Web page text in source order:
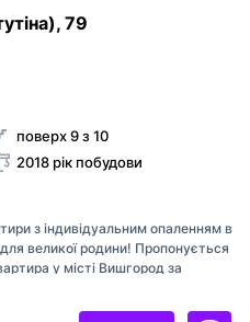
79
поверх 9 з 10
2018 рік побудови
з індивідуальним опаленням в
великої родини! Пропонується
у місті Вишгород за
комфорт та безпечне